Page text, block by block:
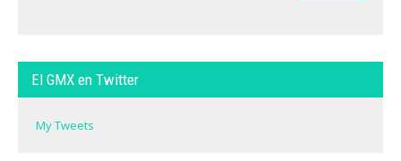
El GMX en Twitter
My Tweets